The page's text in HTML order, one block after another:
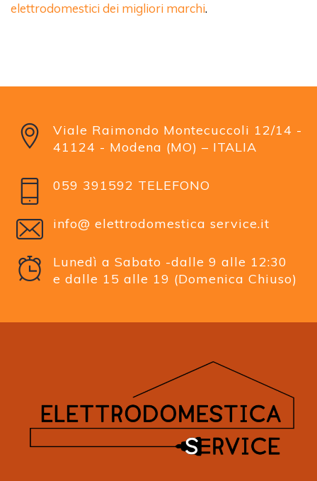
elettrodomestici dei migliori marchi.
Viale Raimondo Montecuccoli 12/14 -
41124 - Modena (MO) – ITALIA
059 391592 TELEFONO
info@ elettrodomestica service.it
Lunedì a Sabato -dalle 9 alle 12:30
e dalle 15 alle 19 (Domenica Chiuso)